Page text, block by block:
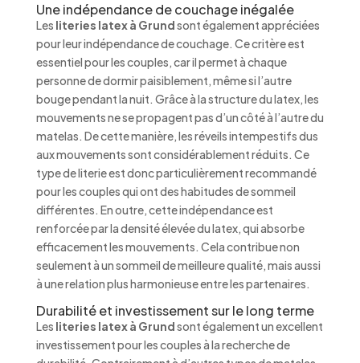
Une indépendance de couchage inégalée
Les literies latex à Grundsont également appréciées
pour leur indépendance de couchage. Ce critère est
essentiel pour les couples, car il permet à chaque
personne de dormir paisiblement, même si l’autre
bouge pendant la nuit. Grâce à la structure du latex, les
mouvements ne se propagent pas d’un côté à l’autre du
matelas. De cette manière, les réveils intempestifs dus
aux mouvements sont considérablement réduits. Ce
type de literie est donc particulièrement recommandé
pour les couples qui ont des habitudes de sommeil
différentes. En outre, cette indépendance est
renforcée par la densité élevée du latex, qui absorbe
efficacement les mouvements. Cela contribue non
seulement à un sommeil de meilleure qualité, mais aussi
à une relation plus harmonieuse entre les partenaires.
Durabilité et investissement sur le long terme
Les literies latex à Grundsont également un excellent
investissement pour les couples à la recherche de